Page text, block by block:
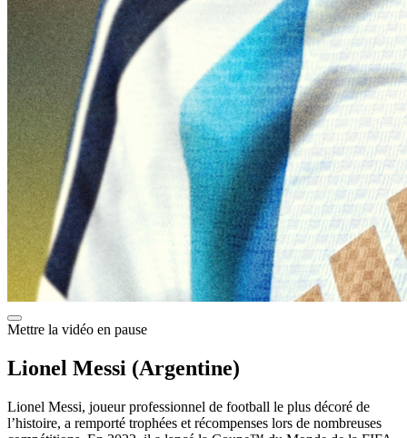
Mettre la vidéo en pause
Lionel Messi (Argentine)
Lionel Messi, joueur professionnel de football le plus décoré de
l’histoire, a remporté trophées et récompenses lors de nombreuses